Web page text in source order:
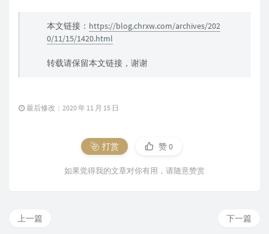
本文链接： https://blog.chrxw.com/archives/202
0/11/15/1420.html
转载请保留本文链接，谢谢
最后修改：2020 年 11 月 15 日
打赏 赞0
如果觉得我的文章对你有用，请随意赞赏
下一篇
上一篇